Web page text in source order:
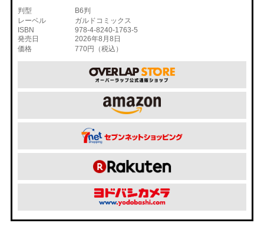
判型
B6判
レーベル
ガルドコミックス
ISBN
978-4-8240-1763-5
発売日
2026年8月8日
価格
770円（税込）